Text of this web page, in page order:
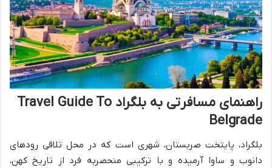
راهنمای مسافرتی به بلگراد Travel Guide To
Belgrade
بلگراد، پایتخت صربستان، شهری است که در محل تلاقی رودهای
دانوب و ساوا آرمیده و با ترکیبی منحصربه فرد از تاریخ کهن،